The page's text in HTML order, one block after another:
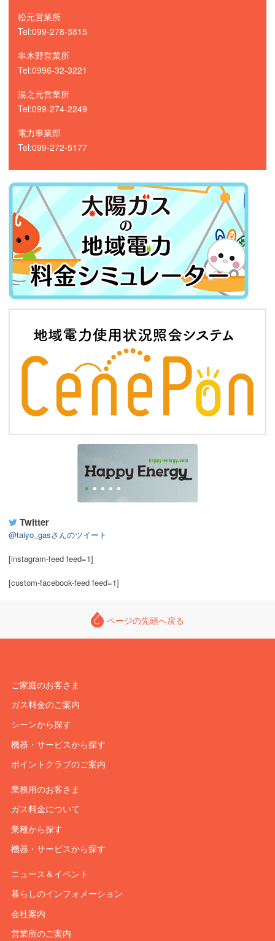
松元営業所
Tel:099-278-3815
串木野営業所
Tel:0996-32-3221
湯之元営業所
Tel:099-274-2249
電力事業部
Tel:099-272-5177
Twitter
@taiyo_gasさんのツイート
[instagram-feed feed=1]
[custom-facebook-feed feed=1]
ページの先頭へ戻る
ご家庭のお客さま
ガス料金のご案内
シーンから探す
機器・サービスから探す
ポイントクラブのご案内
業務用のお客さま
ガス料金について
業種から探す
機器・サービスから探す
ニュース＆イベント
暮らしのインフォメーション
会社案内
営業所のご案内